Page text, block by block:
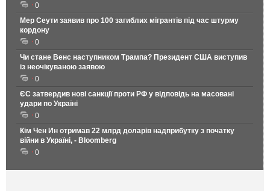
0
Мер Сеути заявив про 100 загиблих мігрантів під час штурму
кордону
0
Чи стане Венс наступником Трампа? Президент США виступив
із неочікуваною заявою
0
ЄС затвердив нові санкції проти РФ у відповідь на масовані
удари по Україні
0
Кім Чен Ин отримав 22 млрд доларів надприбутку з початку
війни в Україні, - Bloomberg
0